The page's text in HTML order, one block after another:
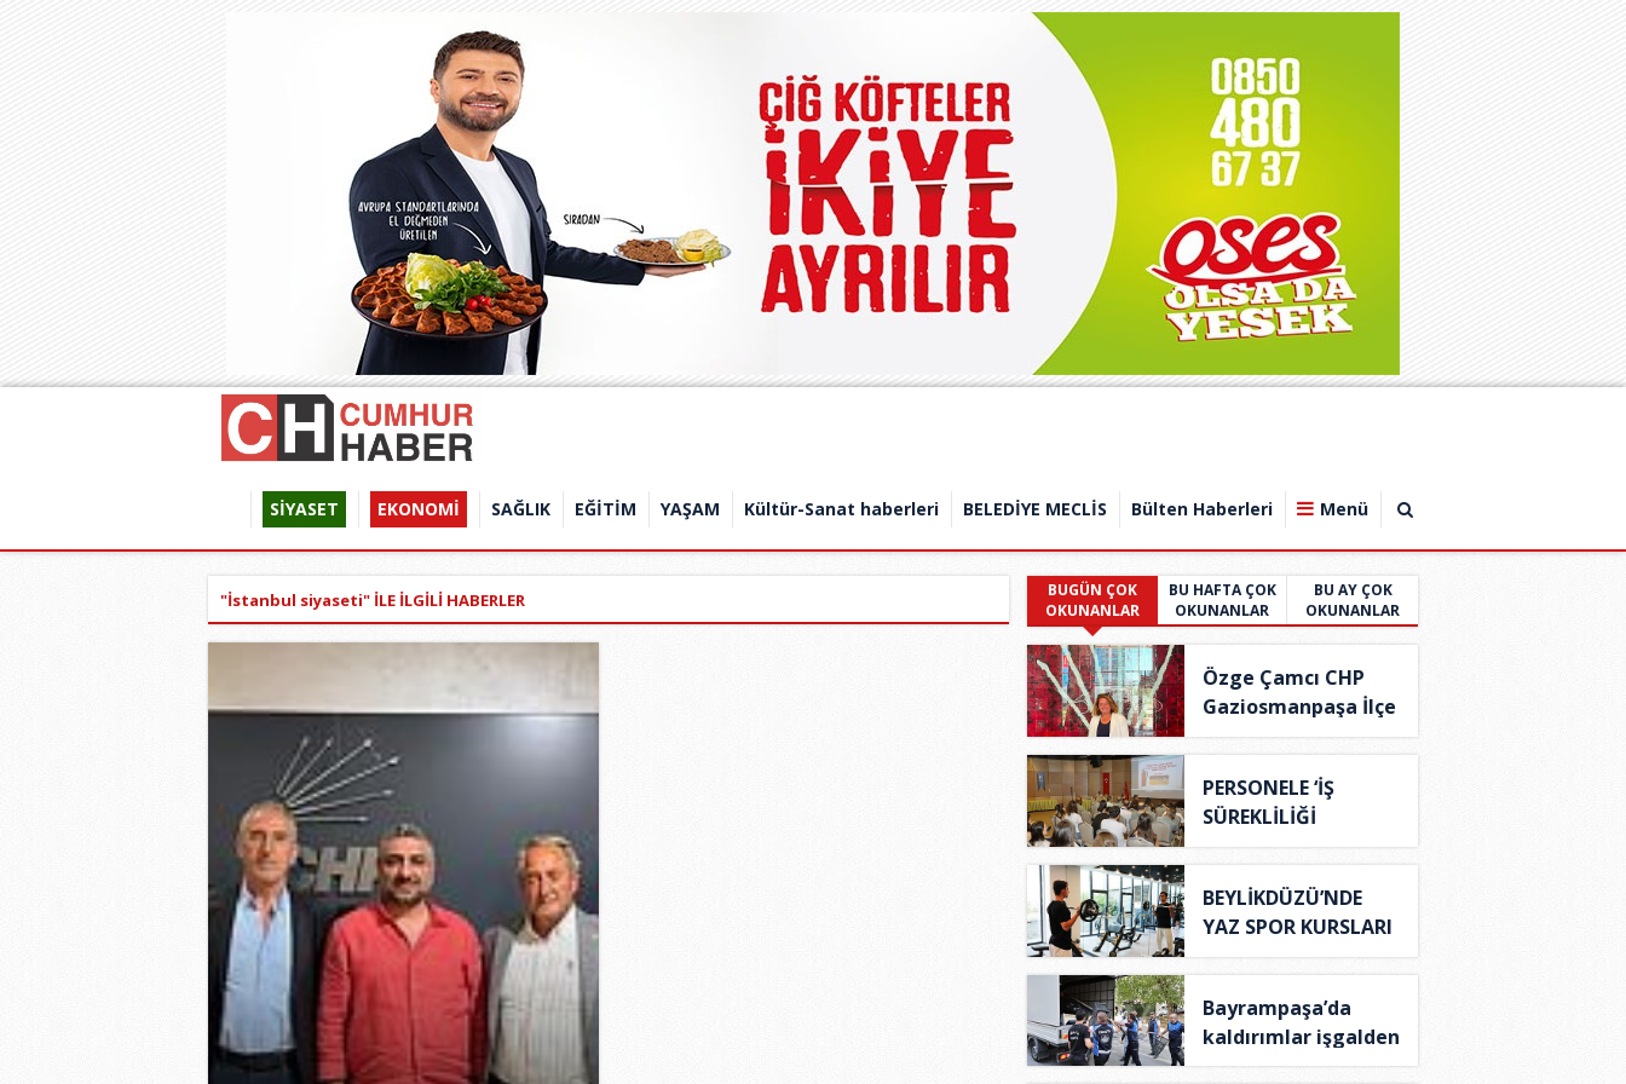
SİYASET EKONOMİ SAĞLIK EĞİTİM YAŞAM Kültür-Sanat haberleri BELEDİYE MECLİS Bülten Haberleri Menü
"İstanbul siyaseti" İLE İLGİLİ HABERLER
BUGÜN ÇOK
OKUNANLAR
BU HAFTA ÇOK
OKUNANLAR
BU AY ÇOK
OKUNANLAR
Özge Çamcı CHP
Gaziosmanpaşa İlçe
B..
PERSONELE ‘İŞ
SÜREKLİLİĞİ
YÖNETİM S..
BEYLİKDÜZÜ’NDE
YAZ SPOR KURSLARI
TÜ..
Bayrampaşa’da
kaldırımlar işgalden
..